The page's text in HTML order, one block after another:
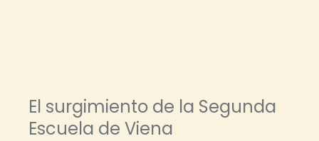
El surgimiento de la Segunda
Escuela de Viena